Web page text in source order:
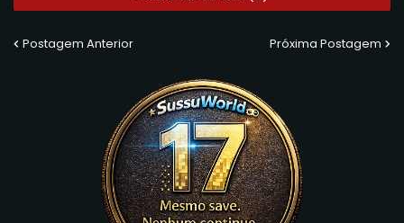
Postagem Anterior Próxima Postagem